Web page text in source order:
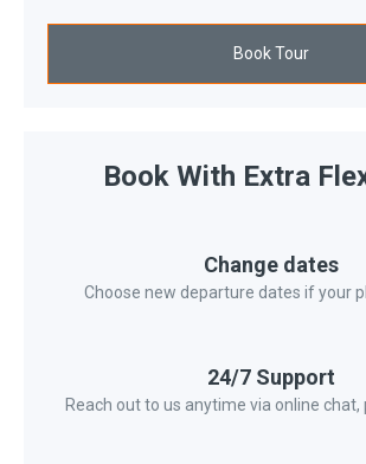
Book Tour
Book With Extra
Change dates
Choose new departure dates if your
24/7 Support
Reach out to us anytime via online chat,